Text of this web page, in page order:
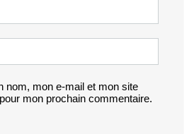
nom, mon e-mail et mon site
mon prochain commentaire.